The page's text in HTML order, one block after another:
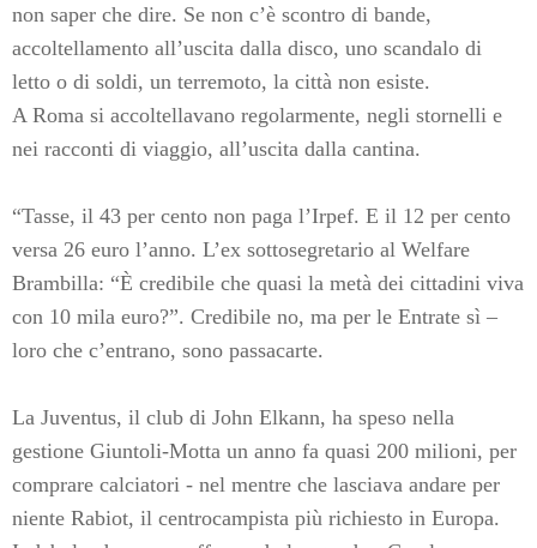
non saper che dire. Se non c’è scontro di bande,
accoltellamento all’uscita dalla disco, uno scandalo di
letto o di soldi, un terremoto, la città non esiste.
A Roma si accoltellavano regolarmente, negli stornelli e
nei racconti di viaggio, all’uscita dalla cantina.
“Tasse, il 43 per cento non paga l’Irpef. E il 12 per cento
versa 26 euro l’anno. L’ex sottosegretario al Welfare
Brambilla: “È credibile che quasi la metà dei cittadini viva
con 10 mila euro?”. Credibile no, ma per le Entrate sì –
loro che c’entrano, sono passacarte.
La Juventus, il club di John Elkann, ha speso nella
gestione Giuntoli-Motta un anno fa quasi 200 milioni, per
comprare calciatori - nel mentre che lasciava andare per
niente Rabiot, il centrocampista più richiesto in Europa.